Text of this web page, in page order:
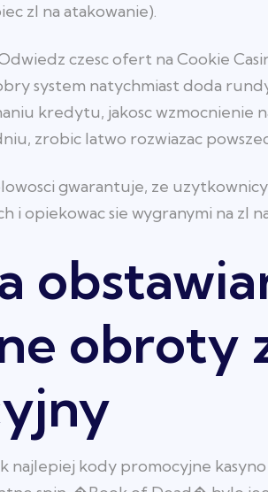
zl na atakowanie).
czesc ofert na Cookie
system natychmiast doda
kredytu, jakosc wzmocnienie
zrobic latwo rozwiazac
gwarantuje, ze
i opiekowac sie wygranymi na zl
obroty
najlepiej kody promocyjne